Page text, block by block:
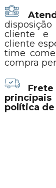
cliente e
cliente
time
compra
Frete
principais
política